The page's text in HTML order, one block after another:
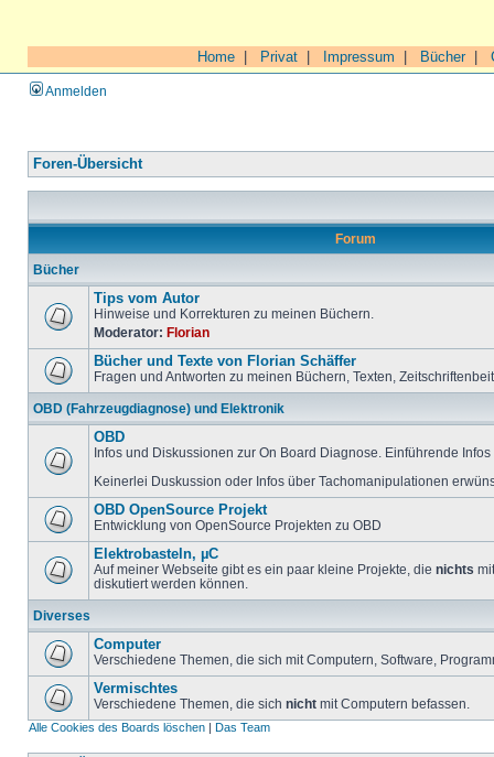
Home Privat Impressum Bücher|
Anmelden
Foren-Übersicht
Forum
Bücher
Tips vom Autor
Hinweise und Korrekturen zu meinen Büchern.
Moderator: Florian
Bücher und Texte von Florian Schäffer
Fragen und Antworten zu meinen Büchern, Texten,
OBD (Fahrzeugdiagnose) und Elektronik
OBD
Infos und Diskussionen zur On Board Diagnose. Einführende
Keinerlei Duskussion oder Infos über Tachomanipulationen
OBD OpenSource Projekt
Entwicklung von OpenSource Projekten zu OBD
Elektrobasteln, µC
Auf meiner Webseite gibt es ein paar kleine Projekte, die nichts
diskutiert werden können.
Diverses
Computer
Verschiedene Themen, die sich mit Computern, Software,
Vermischtes
Verschiedene Themen, die sich nicht mit Computern befassen.
Alle Cookies des Boards löschen | Das Team